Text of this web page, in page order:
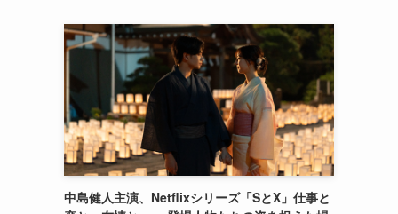
中島健人主演、Netflixシリーズ「SとX」仕事と